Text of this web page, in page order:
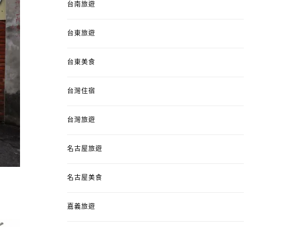
台南旅遊
台東旅遊
台東美食
台灣住宿
台灣旅遊
名古屋旅遊
名古屋美食
嘉義旅遊